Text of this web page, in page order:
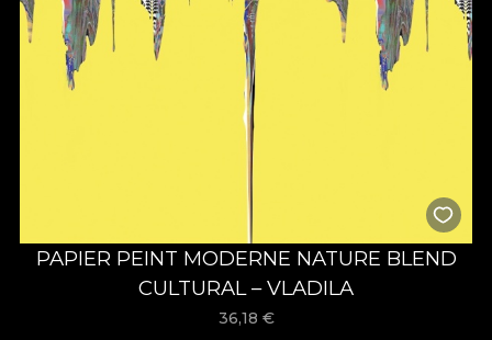
PAPIER PEINT MODERNE NATURE BLEND
CULTURAL – VLADILA
36,18 €